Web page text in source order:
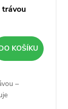
trávou
KOŠÍKU
–